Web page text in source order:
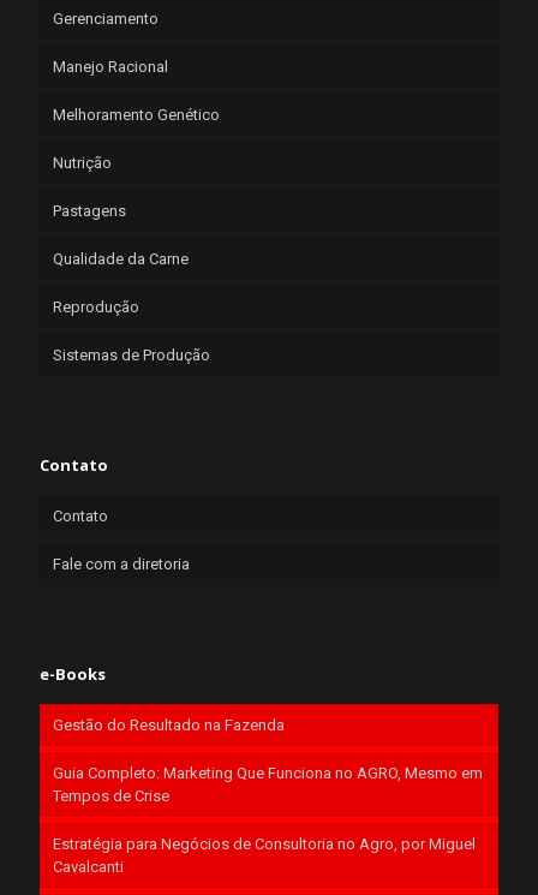
Gerenciamento
Manejo Racional
Melhoramento Genético
Nutrição
Pastagens
Qualidade da Carne
Reprodução
Sistemas de Produção
Contato
Contato
Fale com a diretoria
e-Books
Gestão do Resultado na Fazenda
Guia Completo: Marketing Que Funciona no AGRO, Mesmo em
Tempos de Crise
Estratégia para Negócios de Consultoria no Agro, por Miguel
Cavalcanti